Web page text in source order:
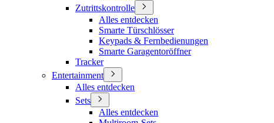
Zutrittskontrolle
Alles entdecken
Smarte Türschlösser
Keypads & Fernbedienungen
Smarte Garagentoröffner
Tracker
Entertainment
Alles entdecken
Sets
Alles entdecken